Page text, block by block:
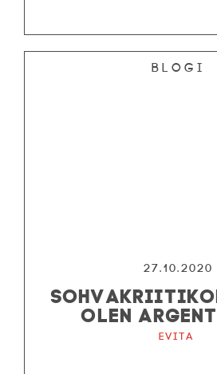
Blogi
27.10.2020
OLEN
Evita